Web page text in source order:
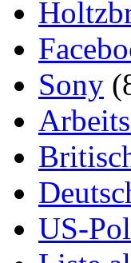
Sony
US-